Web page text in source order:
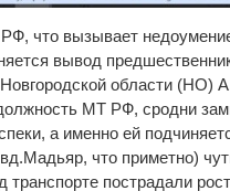
что вызывает
вывод
области (НО)
МТ РФ, сродни
а именно ей
что приметно)
пострадали